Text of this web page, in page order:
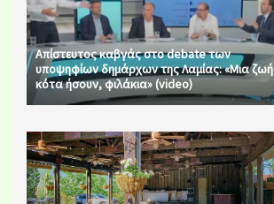
Απίστευτος καβγάς στο debate των
υποψηφίων δημάρχων της Λαμίας: «Μια ζωή
κότα ήσουν, φιλάκια» (video)